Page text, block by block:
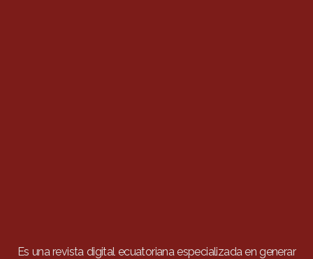
Es una revista digital ecuatoriana especializada en generar